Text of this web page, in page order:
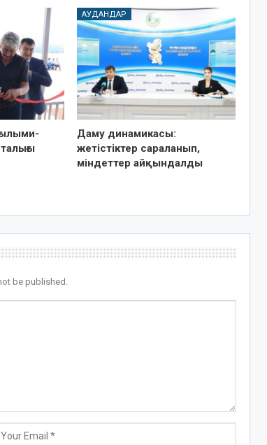
АУДАНДАР
Даму динамикасы:
жетістіктер сараланып,
міндеттер айқындалды
be published.